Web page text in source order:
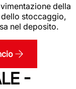
della
stoccaggio,
nel deposito.
-